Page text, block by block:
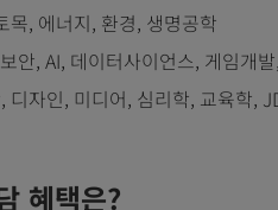
목, 에너지, 환경, 생명공학
안, AI, 데이터사이언스, 게임개
디자인, 미디어, 심리학, 교육학,
혜택은?